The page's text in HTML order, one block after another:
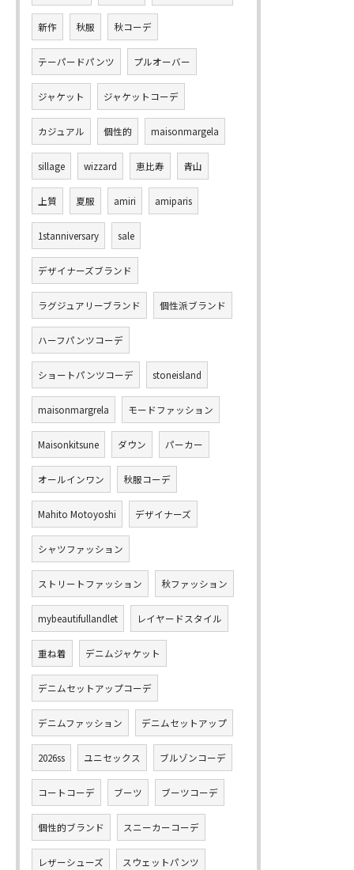
新作 秋服 秋コーデ
テーパードパンツ プルオーバー
ジャケット ジャケットコーデ
カジュアル 個性的 maisonmargela
sillage wizzard 恵比寿 青山
上質 夏服 amiri amiparis
1stanniversary sale
デザイナーズブランド
ラグジュアリーブランド 個性派ブランド
ハーフパンツコーデ
ショートパンツコーデ stoneisland
maisonmargrela モードファッション
Maisonkitsune ダウン パーカー
オールインワン 秋服コーデ
Mahito Motoyoshi デザイナーズ
シャツファッション
ストリートファッション 秋ファッション
mybeautifullandlet レイヤードスタイル
重ね着 デニムジャケット
デニムセットアップコーデ
デニムファッション デニムセットアップ
2026ss ユニセックス ブルゾンコーデ
コートコーデ ブーツ ブーツコーデ
個性的ブランド スニーカーコーデ
レザーシューズ スウェットパンツ